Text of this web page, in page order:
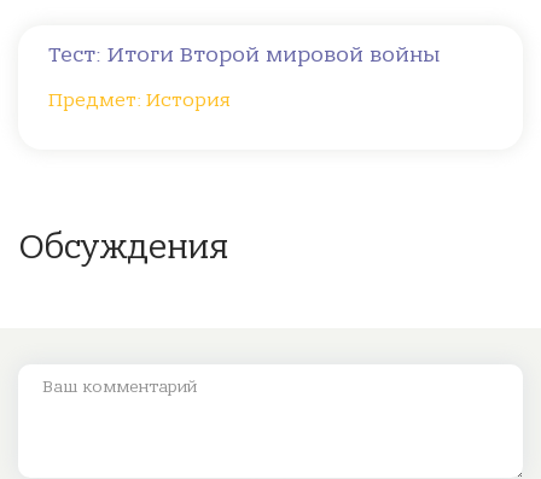
Тест: Итоги Второй мировой войны
Предмет: История
Обсуждения